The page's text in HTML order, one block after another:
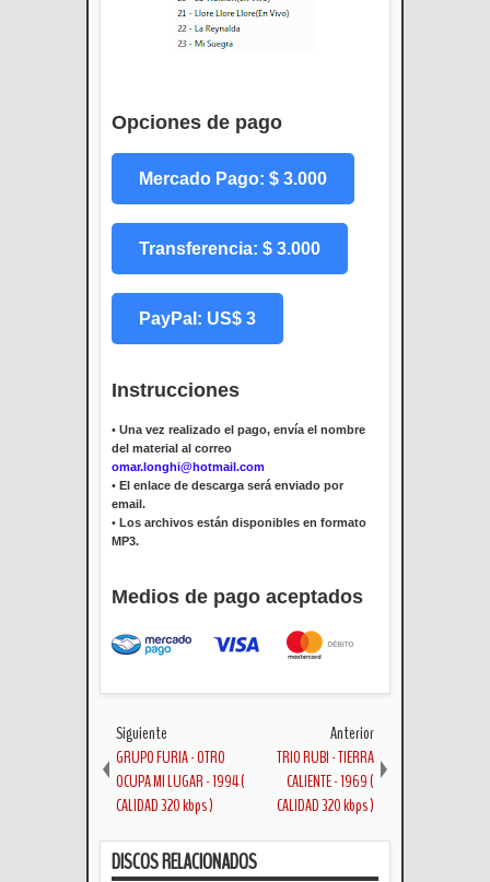
Opciones de pago
Mercado Pago: $ 3.000
Transferencia: $ 3.000
PayPal: US$ 3
Instrucciones
• Una vez realizado el pago, envía el nombre
del material al correo
omar.longhi@hotmail.com
• El enlace de descarga será enviado por
email.
• Los archivos están disponibles en formato
MP3.
Medios de pago aceptados
Siguiente
GRUPO FURIA - OTRO
OCUPA MI LUGAR - 1994 (
CALIDAD 320 kbps )
Anterior
TRIO RUBI - TIERRA
CALIENTE - 1969 (
CALIDAD 320 kbps )
DISCOS RELACIONADOS